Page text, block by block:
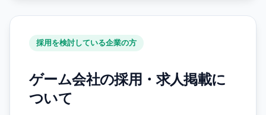
採用を検討している企業の方
ゲーム会社の採用・求人掲載に
ついて